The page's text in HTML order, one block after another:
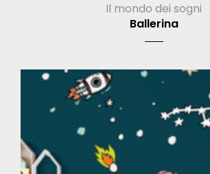
Il mondo dei sogni
Ballerina